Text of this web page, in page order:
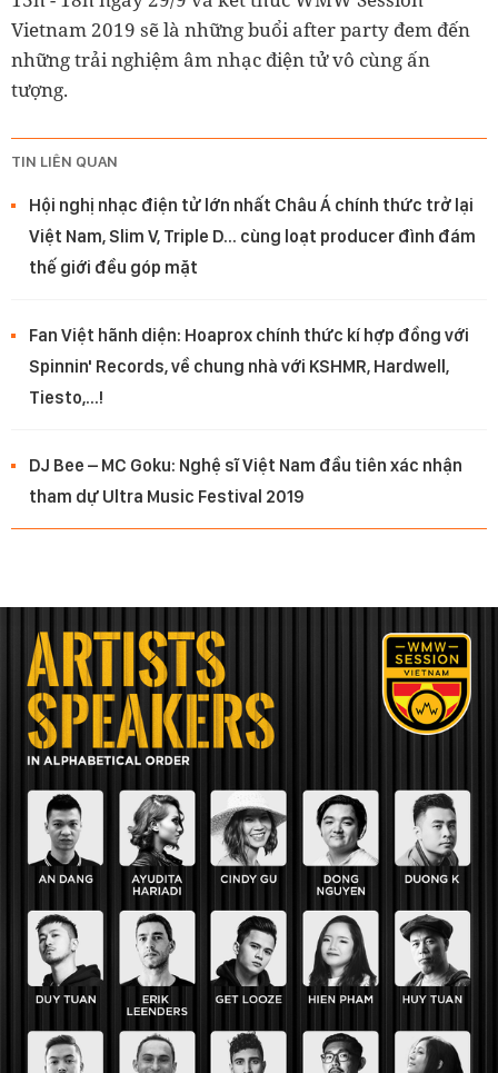
Vietnam 2019 sẽ là những buổi after party đem đến
những trải nghiệm âm nhạc điện tử vô cùng ấn
tượng.
TIN LIÊN QUAN
Hội nghị nhạc điện tử lớn nhất Châu Á chính thức trở lại
Việt Nam, Slim V, Triple D... cùng loạt producer đình đám
thế giới đều góp mặt
Fan Việt hãnh diện: Hoaprox chính thức kí hợp đồng với
Spinnin' Records, về chung nhà với KSHMR, Hardwell,
Tiesto,...!
DJ Bee – MC Goku: Nghệ sĩ Việt Nam đầu tiên xác nhận
tham dự Ultra Music Festival 2019